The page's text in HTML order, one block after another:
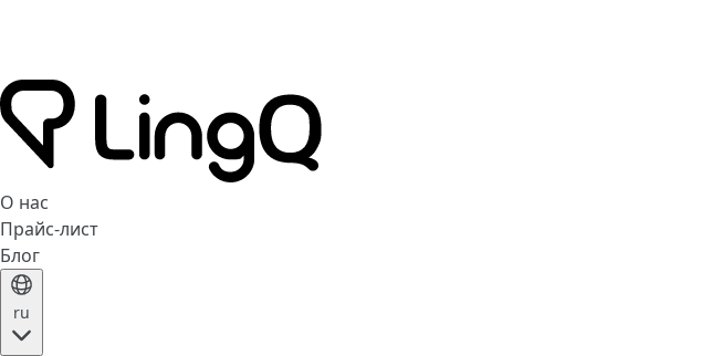
О нас
Прайс-лист
Блог
ru